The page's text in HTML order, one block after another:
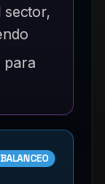
sector,
para